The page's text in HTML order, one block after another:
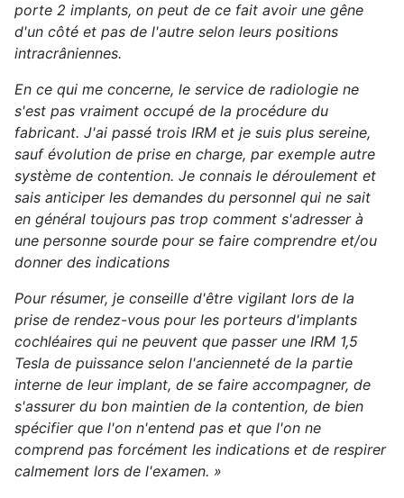
porte 2 implants, on peut de ce fait avoir une gêne
d'un côté et pas de l'autre selon leurs positions
intracrâniennes.
En ce qui me concerne, le service de radiologie ne
s'est pas vraiment occupé de la procédure du
fabricant. J'ai passé trois IRM et je suis plus sereine,
sauf évolution de prise en charge, par exemple autre
système de contention. Je connais le déroulement et
sais anticiper les demandes du personnel qui ne sait
en général toujours pas trop comment s'adresser à
une personne sourde pour se faire comprendre et/ou
donner des indications
Pour résumer, je conseille d'être vigilant lors de la
prise de rendez-vous pour les porteurs d'implants
cochléaires qui ne peuvent que passer une IRM 1,5
Tesla de puissance selon l'ancienneté de la partie
interne de leur implant, de se faire accompagner, de
s'assurer du bon maintien de la contention, de bien
spécifier que l'on n'entend pas et que l'on ne
comprend pas forcément les indications et de respirer
calmement lors de l'examen. »